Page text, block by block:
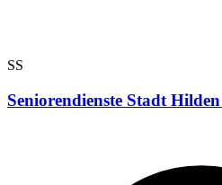
SS
Seniorendienste Stadt